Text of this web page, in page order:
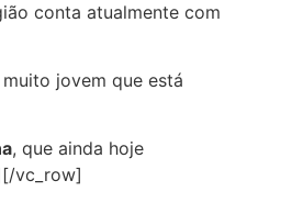
conta atualmente com
jovem que está
, que ainda hoje
vc_row]